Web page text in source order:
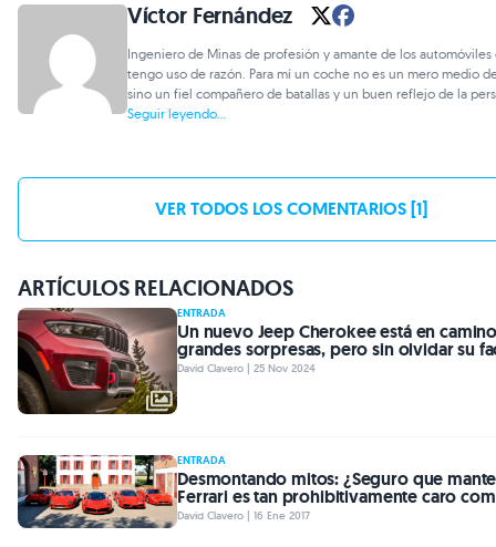
Víctor Fernández
Ingeniero de Minas de profesión y amante de los automóviles
tengo uso de razón. Para mí un coche no es un mero medio
sino un fiel compañero de batallas y un buen reflejo de la
Seguir leyendo...
VER TODOS LOS COMENTARIOS [1]
ARTÍCULOS RELACIONADOS
ENTRADA
Un nuevo Jeep Cherokee está en
grandes sorpresas, pero sin olvidar su
David Clavero | 25 Nov 2024
ENTRADA
Desmontando mitos: ¿Seguro que
Ferrari es tan prohibitivamente caro
David Clavero | 16 Ene 2017